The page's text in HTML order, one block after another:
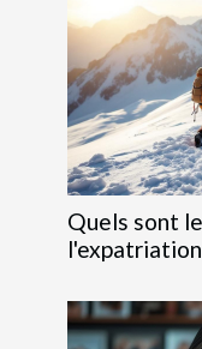
Quels sont